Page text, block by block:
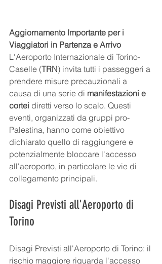
Aggiornamento Importante per i
Viaggiatori in Partenza e Arrivo
L'Aeroporto Internazionale di Torino-
Caselle (TRN) invita tutti i passeggeri a
prendere misure precauzionali a
causa di una serie di manifestazioni e
cortei diretti verso lo scalo. Questi
eventi, organizzati da gruppi pro-
Palestina, hanno come obiettivo
dichiarato quello di raggiungere e
potenzialmente bloccare l'accesso
all'aeroporto, in particolare le vie di
collegamento principali.
Disagi Previsti all'Aeroporto di
Torino
Disagi Previsti all'Aeroporto di Torino: il
rischio maggiore riguarda l'accesso